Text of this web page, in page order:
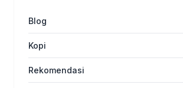
Blog
Kopi
Rekomendasi